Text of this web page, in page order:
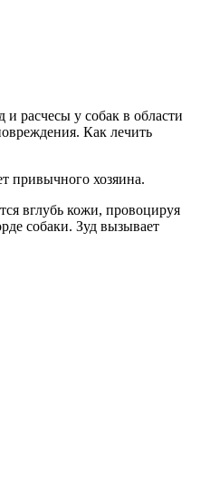
расчесы у собак в области
Как лечить
привычного хозяина.
вглубь кожи, провоцируя
собаки. Зуд вызывает